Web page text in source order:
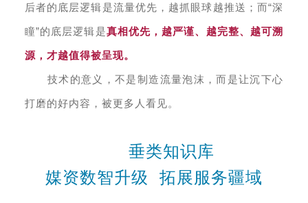
后者的底层逻辑是流量优先，越抓眼球越推送；而“深
瞳”的底层逻辑是真相优先，越严谨、越完整、越可溯
源，才越值得被呈现。
技术的意义，不是制造流量泡沫，而是让沉下心
打磨的好内容，被更多人看见。
垂类知识库
媒资数智升级 拓展服务疆域